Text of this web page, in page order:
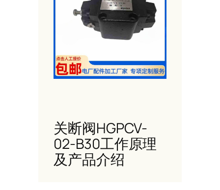
关断阀HGPCV-
02-B30工作原理
及产品介绍